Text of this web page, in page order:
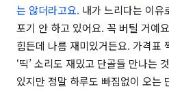
는 않더라고요. 내가 느리다는 이유
포기 안 하고 있어요. 꼭 버틸 거예
힘든데 나름 재미있거든요. 가격표
‘띡’ 소리도 재밌고 단골들 만나는
있지만 정말 하루도 빠짐없이 오는